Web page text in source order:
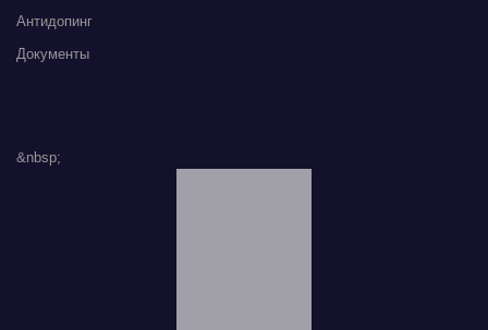
Антидопинг
Документы
&nbsp;